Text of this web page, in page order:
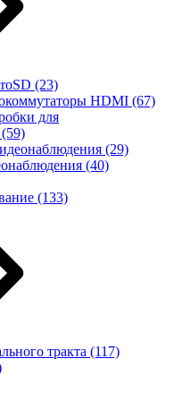
(23)
HDMI (67)
для
(59)
(29)
(40)
(133)
тракта (117)